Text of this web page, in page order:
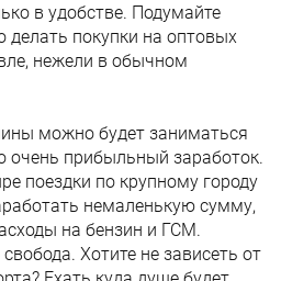
в удобстве. Подумайте
покупки на оптовых
нежели в обычном
можно будет заниматься
очень прибыльный заработок.
поездки по крупному городу
немаленькую сумму,
на бензин и ГСМ.
Хотите не зависеть от